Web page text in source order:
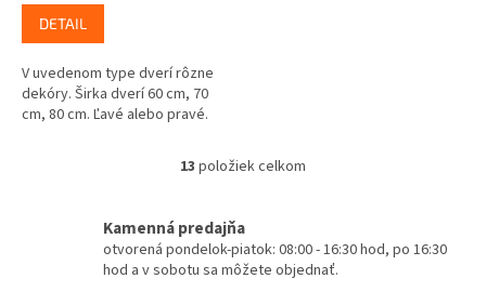
DETAIL
V uvedenom type dverí rôzne
dekóry. Širka dverí 60 cm, 70
cm, 80 cm. Ľavé alebo pravé.
O
á
d
a
13 položiek celkom
Kamenná predajňa
otvorená pondelok-piatok: 08:00 - 16:30 hod, po 16:30
hod a v sobotu sa môžete objednať.